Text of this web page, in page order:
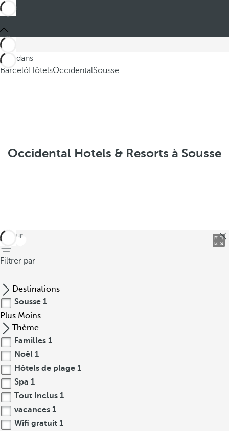
Ces dans
BarcelóHôtelsOccidentalSousse
Occidental Hotels & Resorts à Sousse
retour
Filtrer par
Destinations
Sousse 1
Plus Moins
Thème
Familles 1
Noël 1
Hôtels de plage 1
Spa 1
Tout Inclus 1
vacances 1
Wifi gratuit 1